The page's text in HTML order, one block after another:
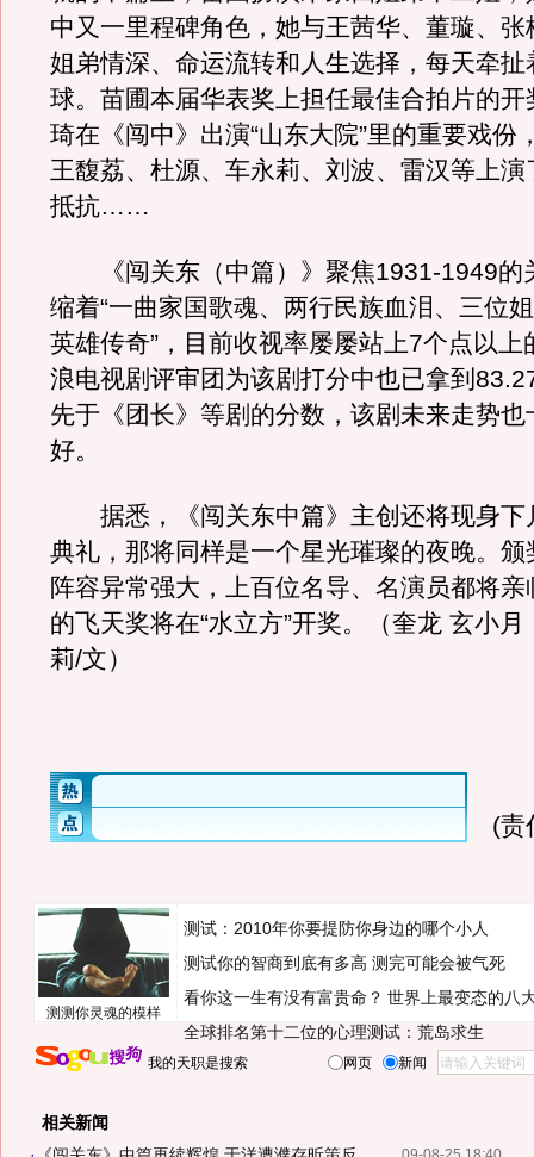
中又一里程碑角色，她与王茜华、董璇、张
姐弟情深、命运流转和人生选择，每天牵扯
球。苗圃本届华表奖上担任最佳合拍片的开
琦在《闯中》出演“山东大院”里的重要戏份
王馥荔、杜源、车永莉、刘波、雷汉等上演
抵抗……
《闯关东（中篇）》聚焦1931-1949的
缩着“一曲家国歌魂、两行民族血泪、三位
英雄传奇”，目前收视率屡屡站上7个点以上
浪电视剧评审团为该剧打分中也已拿到
先于《团长》等剧的分数，该剧未来走势也
好。
据悉，《闯关东中篇》主创还将现身下
典礼，那将同样是一个星光璀璨的夜晚。颁
阵容异常强大，上百位名导、名演员都将
的飞天奖将在“水立方”开奖。（奎龙 玄小
莉/文）
(责
测测你灵魂的模样
测试：2010年你要提防你身边的哪个小人
测试你的智商到底有多高 测完可能会被气死
看你这一生有没有富贵命？ 世界上最变态的八
全球排名第十二位的心理测试：荒岛求生
我的天职是搜索 网页 新闻
相关新闻